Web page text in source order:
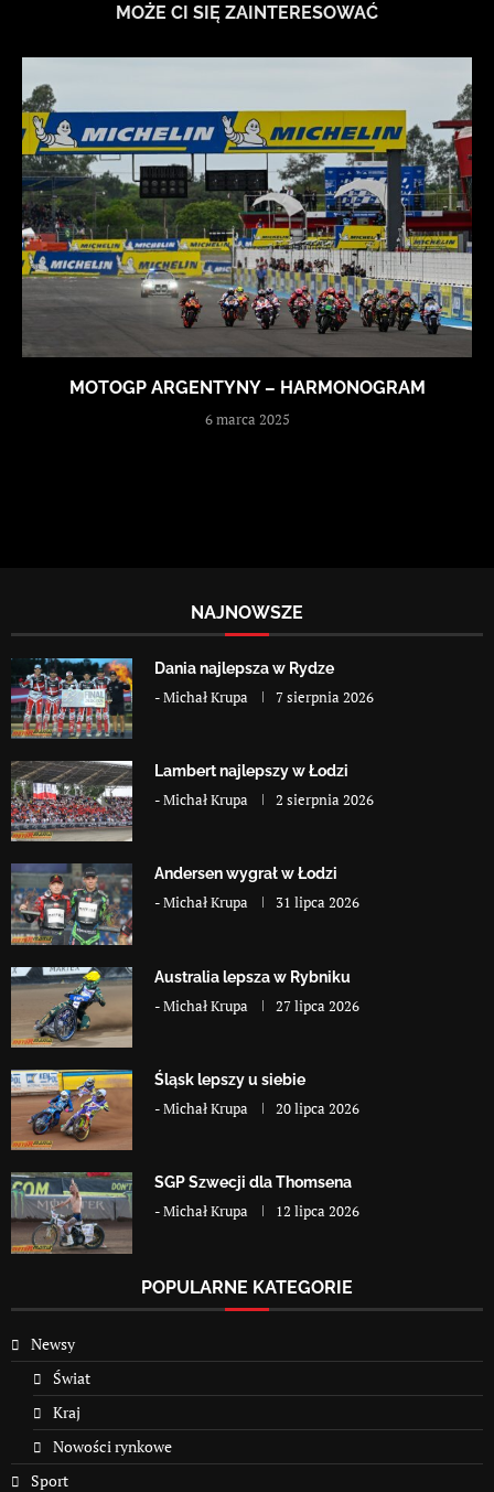
MOŻE CI SIĘ ZAINTERESOWAĆ
MOTOGP ARGENTYNY – HARMONOGRAM
6 marca 2025
NAJNOWSZE
Dania najlepsza w Rydze
-Michał Krupa 7 sierpnia 2026
Lambert najlepszy w Łodzi
-Michał Krupa 2 sierpnia 2026
Andersen wygrał w Łodzi
-Michał Krupa 31 lipca 2026
Australia lepsza w Rybniku
-Michał Krupa 27 lipca 2026
Śląsk lepszy u siebie
-Michał Krupa 20 lipca 2026
SGP Szwecji dla Thomsena
-Michał Krupa 12 lipca 2026
POPULARNE KATEGORIE
Newsy
Świat
Kraj
Nowości rynkowe
Sport